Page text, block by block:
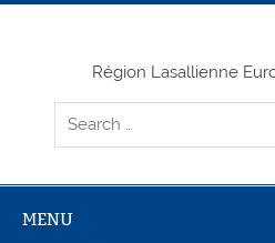
Skip
Région Lasallienne
MENU